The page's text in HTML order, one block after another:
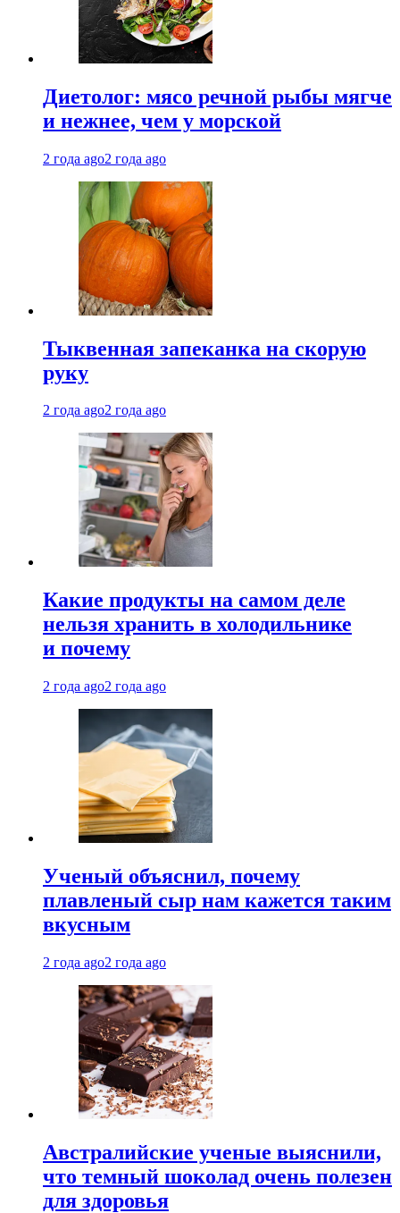
Диетолог: мясо речной рыбы мягче
и нежнее, чем у морской
2 года ago2 года ago
Тыквенная запеканка на скорую
руку
2 года ago2 года ago
Какие продукты на самом деле
нельзя хранить в холодильнике
и почему
2 года ago2 года ago
Ученый объяснил, почему
плавленый сыр нам кажется таким
вкусным
2 года ago2 года ago
Австралийские ученые выяснили,
что темный шоколад очень полезен
для здоровья